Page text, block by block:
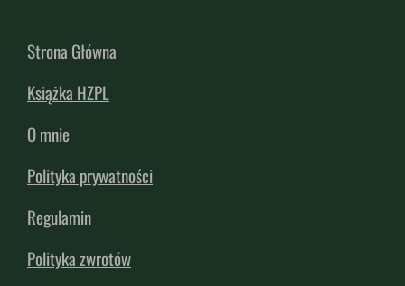
Strona Główna
Książka HZPL
O mnie
Polityka prywatności
Regulamin
Polityka zwrotów